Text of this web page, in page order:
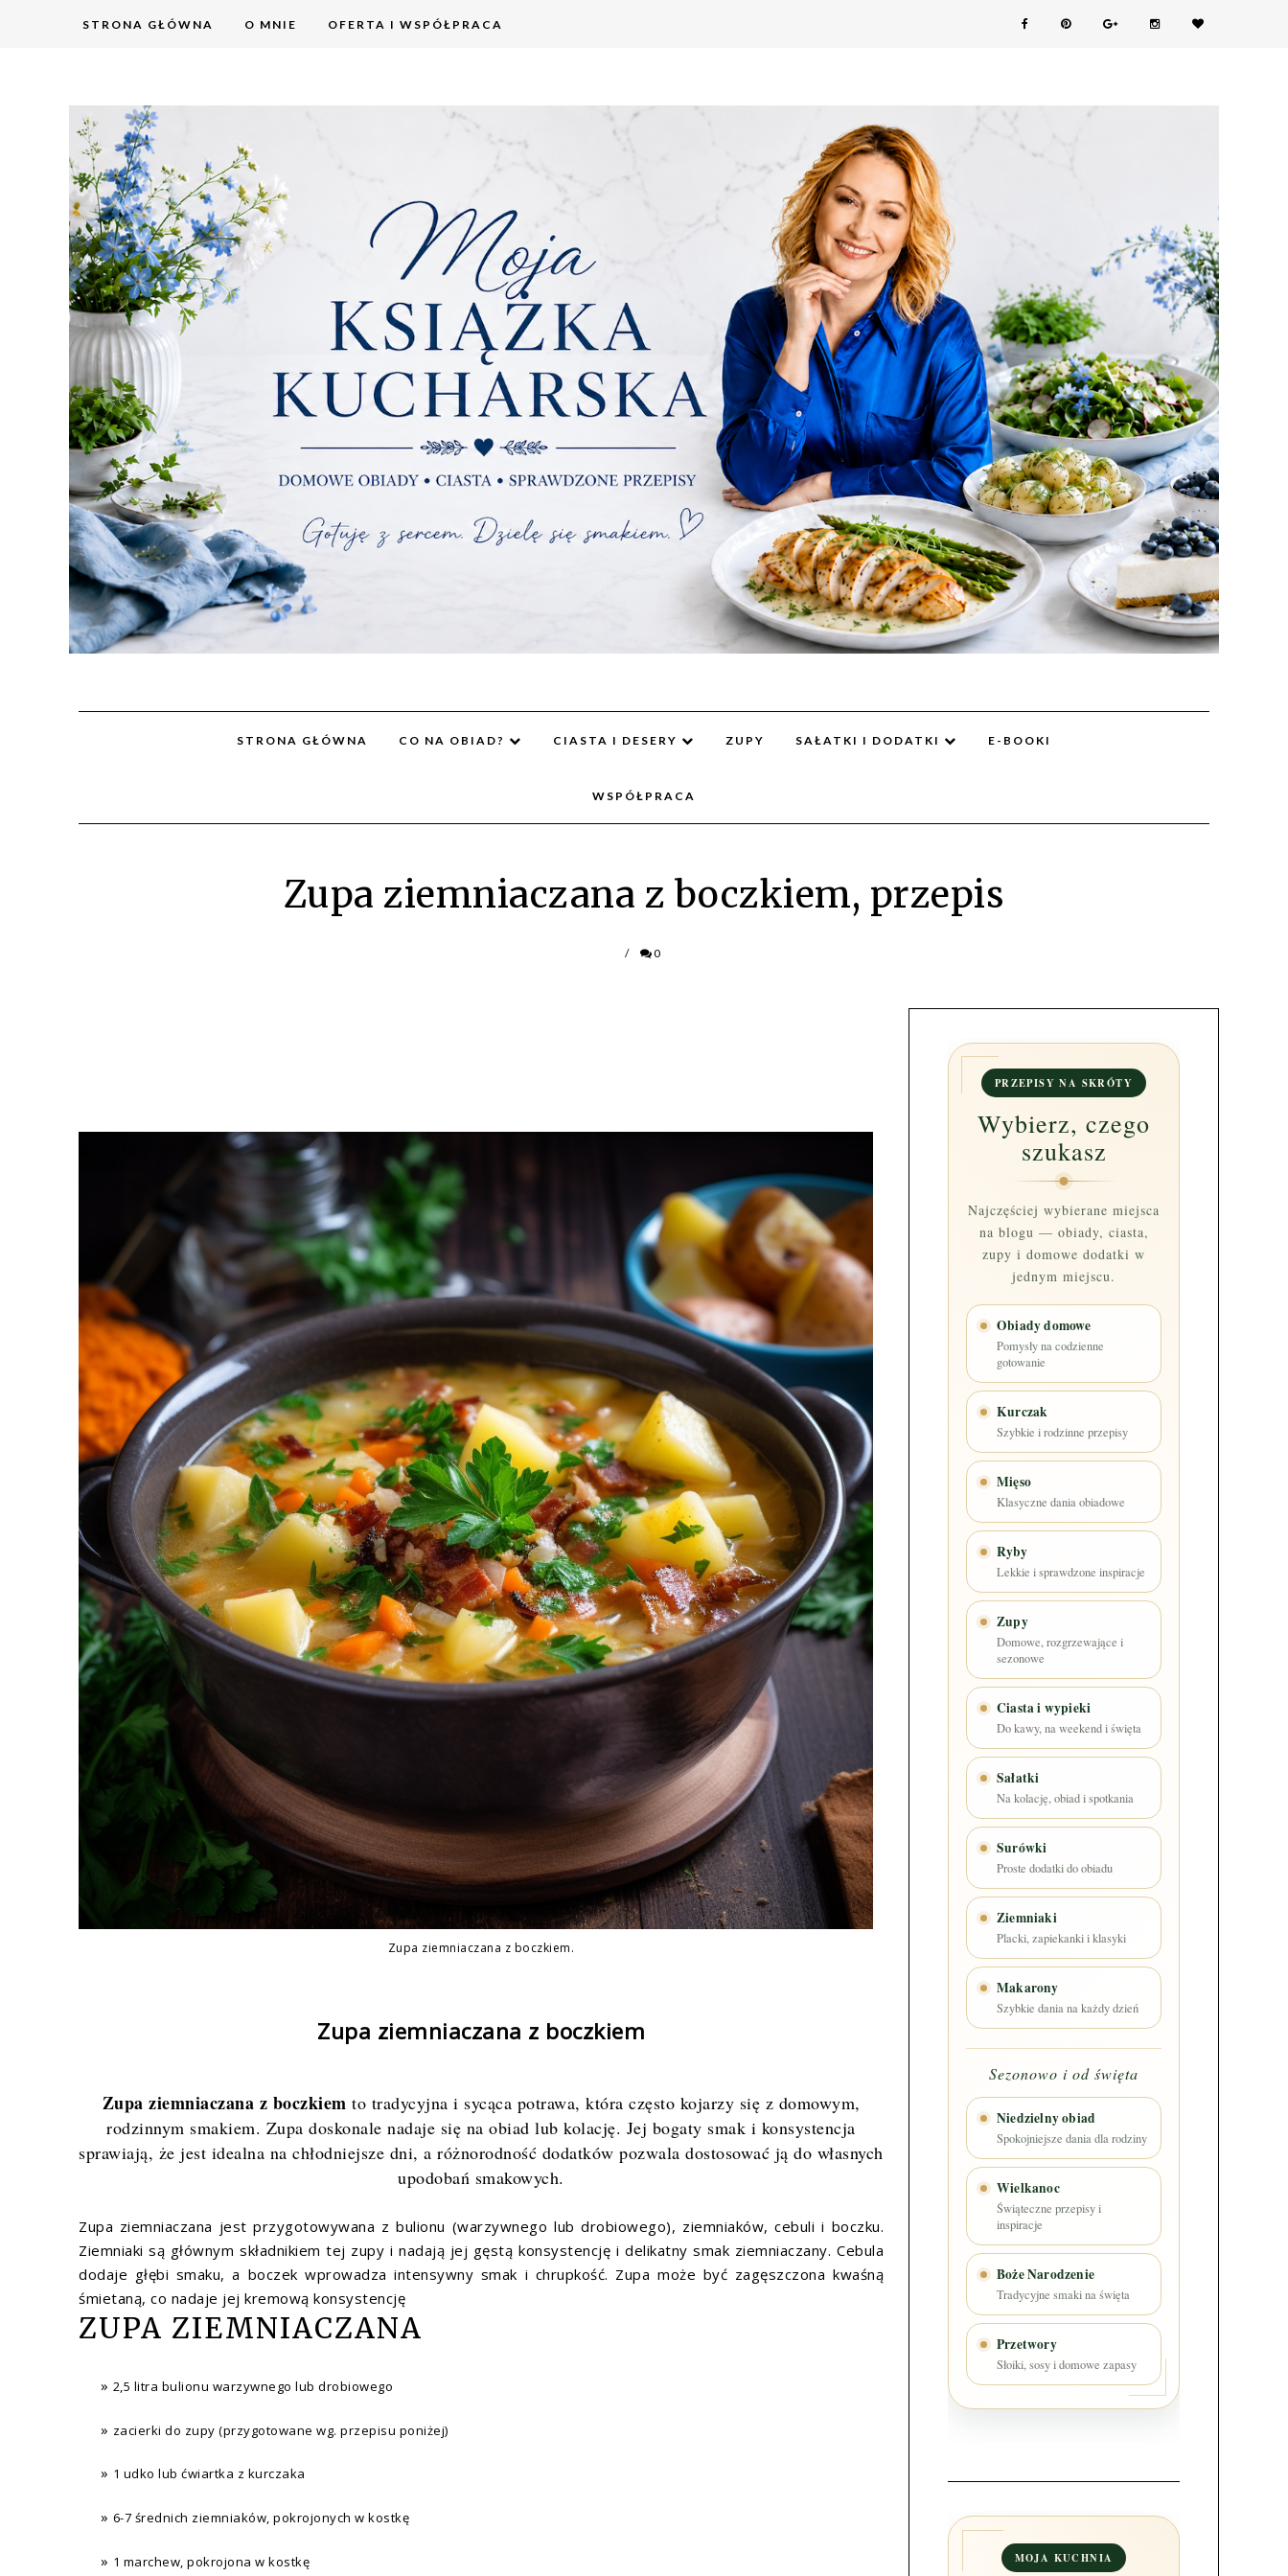
STRONA GŁÓWNA O MNIE OFERTA I WSPÓŁPRACA
STRONA GŁÓWNA CO NA OBIAD? CIASTA I DESERY ZUPY SAŁATKI I DODATKI E-BOOKI
WSPÓŁPRACA
Zupa ziemniaczana z boczkiem, przepis
/ 0
Zupa ziemniaczana z boczkiem.
Zupa ziemniaczana z boczkiem
Zupa ziemniaczana z boczkiem to tradycyjna i sycąca potrawa, która często kojarzy się z domowym,
rodzinnym smakiem. Zupa doskonale nadaje się na obiad lub kolację. Jej bogaty smak i konsystencja
sprawiają, że jest idealna na chłodniejsze dni, a różnorodność dodatków pozwala dostosować ją do własnych
upodobań smakowych.
Zupa ziemniaczana jest przygotowywana z bulionu (warzywnego lub drobiowego), ziemniaków, cebuli i boczku.
Ziemniaki są głównym składnikiem tej zupy i nadają jej gęstą konsystencję i delikatny smak ziemniaczany. Cebula
dodaje głębi smaku, a boczek wprowadza intensywny smak i chrupkość. Zupa może być zagęszczona kwaśną
śmietaną, co nadaje jej kremową konsystencję
ZUPA ZIEMNIACZANA
2,5 litra bulionu warzywnego lub drobiowego
zacierki do zupy (przygotowane wg. przepisu poniżej)
1 udko lub ćwiartka z kurczaka
6-7 średnich ziemniaków, pokrojonych w kostkę
1 marchew, pokrojona w kostkę
PRZEPISY NA SKRÓTY
Wybierz, czego
szukasz
Najczęściej wybierane miejsca
na blogu — obiady, ciasta,
zupy i domowe dodatki w
jednym miejscu.
Obiady domowe
Pomysły na codzienne
gotowanie
Kurczak
Szybkie i rodzinne przepisy
Mięso
Klasyczne dania obiadowe
Ryby
Lekkie i sprawdzone inspiracje
Zupy
Domowe, rozgrzewające i
sezonowe
Ciasta i wypieki
Do kawy, na weekend i święta
Sałatki
Na kolację, obiad i spotkania
Surówki
Proste dodatki do obiadu
Ziemniaki
Placki, zapiekanki i klasyki
Makarony
Szybkie dania na każdy dzień
Sezonowo i od święta
Niedzielny obiad
Spokojniejsze dania dla rodziny
Wielkanoc
Świąteczne przepisy i
inspiracje
Boże Narodzenie
Tradycyjne smaki na święta
Przetwory
Słoiki, sosy i domowe zapasy
MOJA KUCHNIA